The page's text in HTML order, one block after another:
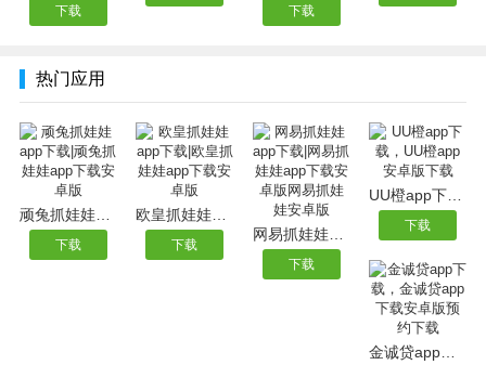
下载 下载
热门应用
顽兔抓娃娃app下载|顽兔抓娃娃app下载安卓版
下载 下载
网易抓娃娃app下载|网易抓娃娃app下载安卓版网易抓娃娃安卓版
下载
下载